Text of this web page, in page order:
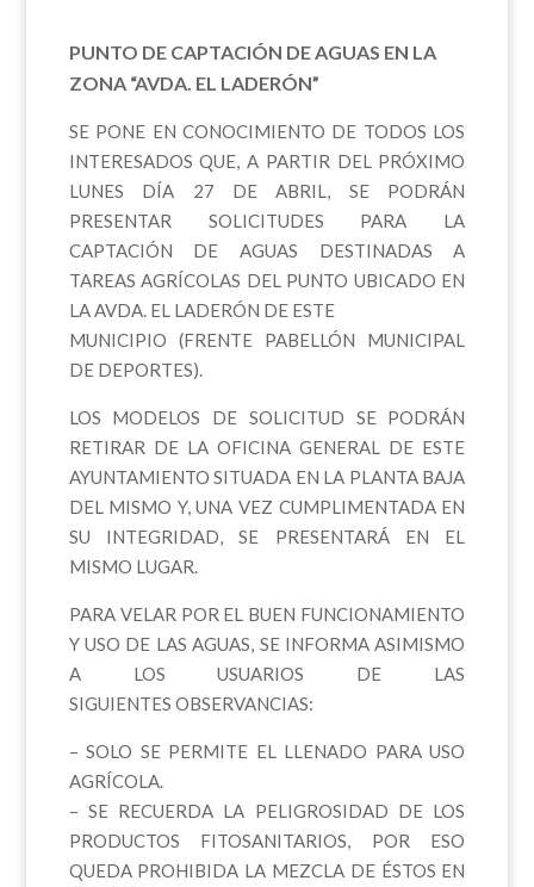
PUNTO DE CAPTACIÓN DE AGUAS EN LA
ZONA “AVDA. EL LADERÓN”
SE PONE EN CONOCIMIENTO DE TODOS LOS
INTERESADOS QUE, A PARTIR DEL PRÓXIMO
LUNES DÍA 27 DE ABRIL, SE PODRÁN
PRESENTAR SOLICITUDES PARA LA
CAPTACIÓN DE AGUAS DESTINADAS A
TAREAS AGRÍCOLAS DEL PUNTO UBICADO EN
LA AVDA. EL LADERÓN DE ESTE
MUNICIPIO (FRENTE PABELLÓN MUNICIPAL
DE DEPORTES).
LOS MODELOS DE SOLICITUD SE PODRÁN
RETIRAR DE LA OFICINA GENERAL DE ESTE
AYUNTAMIENTO SITUADA EN LA PLANTA BAJA
DEL MISMO Y, UNA VEZ CUMPLIMENTADA EN
SU INTEGRIDAD, SE PRESENTARÁ EN EL
MISMO LUGAR.
PARA VELAR POR EL BUEN FUNCIONAMIENTO
Y USO DE LAS AGUAS, SE INFORMA ASIMISMO
A LOS USUARIOS DE LAS
SIGUIENTES OBSERVANCIAS:
– SOLO SE PERMITE EL LLENADO PARA USO
AGRÍCOLA.
– SE RECUERDA LA PELIGROSIDAD DE LOS
PRODUCTOS FITOSANITARIOS, POR ESO
QUEDA PROHIBIDA LA MEZCLA DE ÉSTOS EN